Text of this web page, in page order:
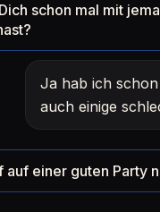
schon mal mit
Ja hab ich
auch einige
auf einer guten Party